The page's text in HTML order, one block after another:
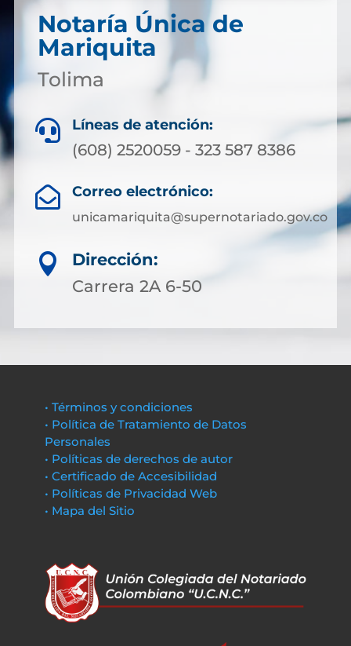
Notaría Única de
Mariquita
Tolima
 Líneas de atención:
(608) 2520059 - 323 587 8386
 Correo electrónico:
unicamariquita@supernotariado.gov.co

Dirección:
Carrera 2A 6-50
• Términos y condiciones
• Política de Tratamiento de Datos
Personales
• Políticas de derechos de autor
• Certificado de Accesibilidad
• Políticas de Privacidad Web
• Mapa del Sitio